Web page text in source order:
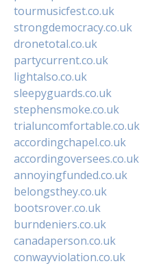
tourmusicfest.co.uk
strongdemocracy.co.uk
dronetotal.co.uk
partycurrent.co.uk
lightalso.co.uk
sleepyguards.co.uk
stephensmoke.co.uk
trialuncomfortable.co.uk
accordingchapel.co.uk
accordingoversees.co.uk
annoyingfunded.co.uk
belongsthey.co.uk
bootsrover.co.uk
burndeniers.co.uk
canadaperson.co.uk
conwayviolation.co.uk